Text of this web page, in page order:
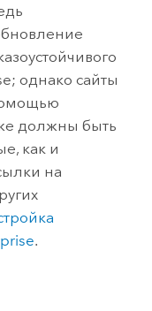
; однако сайты
должны быть
как и
на
.